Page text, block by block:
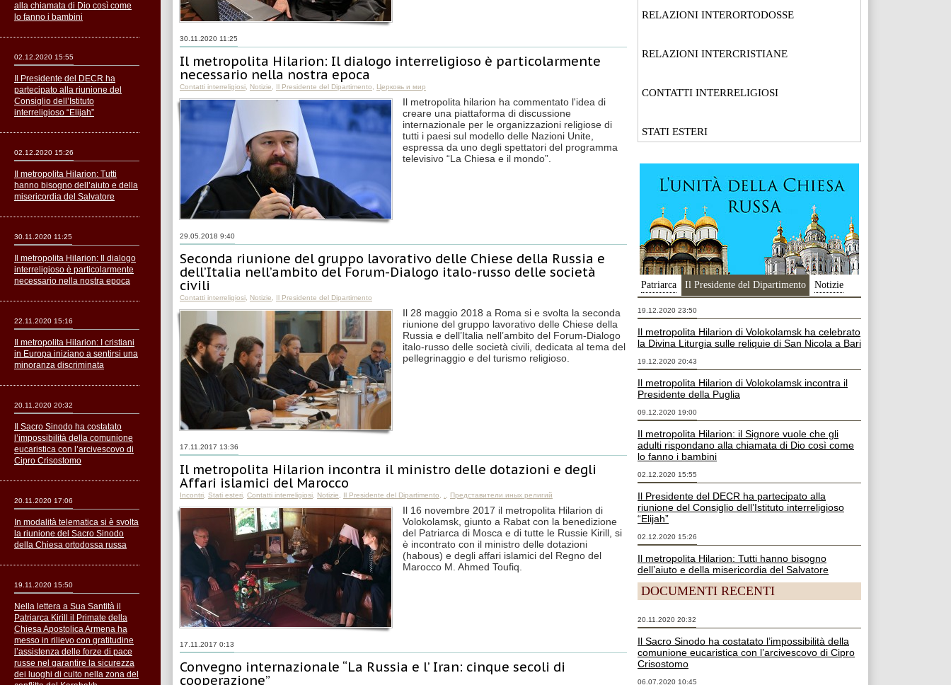
30.11.2020 11:25
Il metropolita Hilarion: Il dialogo interreligioso è particolarmente
necessario nella nostra epoca
Contatti interreligiosi Notizie Il Presidente del Dipartimento Церковь и мир
Il metropolita hilarion ha commentato l'idea di
creare una piattaforma di discussione
internazionale per le organizzazioni religiose di
tutti i paesi sul modello delle Nazioni Unite,
espressa da uno degli spettatori del programma
televisivo “La Chiesa e il mondo”.
29.05.2018 9:40
Seconda riunione del gruppo lavorativo delle Chiese della Russia e
dell’Italia nell’ambito del Forum-Dialogo italo-russo delle società
civili
Contatti interreligiosi Notizie Il Presidente del Dipartimento
Il 28 maggio 2018 a Roma si e svolta la seconda
riunione del gruppo lavorativo delle Chiese della
Russia e dell’Italia nell’ambito del Forum-Dialogo
italo-russo delle società civili, dedicata al tema del
pellegrinaggio e del turismo religioso.
17.11.2017 13:36
Il metropolita Hilarion incontra il ministro delle dotazioni e degli
Affari islamici del Marocco
Incontri Stati esteri Contatti interreligiosi Notizie Il Presidente del Dipartimento Представители иных религий
Il 16 novembre 2017 il metropolita Hilarion di
Volokolamsk, giunto a Rabat con la benedizione
del Patriarca di Mosca e di tutte le Russie Kirill, si
è incontrato con il ministro delle dotazioni
(habous) e degli affari islamici del Regno del
Marocco M. Ahmed Toufiq.
17.11.2017 0:13
Convegno internazionale “La Russia e l’ Iran: cinque secoli di
cooperazione”
RELAZIONI INTERORTODOSSE
RELAZIONI INTERCRISTIANE
CONTATTI INTERRELIGIOSI
STATI ESTERI
Patriarca Il Presidente del Dipartimento Notizie
19.12.2020 23:50
Il metropolita Hilarion di Volokolamsk ha celebrato
la Divina Liturgia sulle reliquie di San Nicola a Bari
19.12.2020 20:43
Il metropolita Hilarion di Volokolamsk incontra il
Presidente della Puglia
09.12.2020 19:00
Il metropolita Hilarion: il Signore vuole che gli
adulti rispondano alla chiamata di Dio così come
lo fanno i bambini
02.12.2020 15:55
Il Presidente del DECR ha partecipato alla
riunione del Consiglio dell’Istituto interreligioso
“Elijah”
02.12.2020 15:26
Il metropolita Hilarion: Tutti hanno bisogno
dell’aiuto e della misericordia del Salvatore
DOCUMENTI RECENTI
20.11.2020 20:32
Il Sacro Sinodo ha costatato l’impossibilità della
comunione eucaristica con l’arcivescovo di Cipro
Crisostomo
06.07.2020 10:45
alla chiamata di Dio così come
lo fanno i bambini
02.12.2020 15:55
Il Presidente del DECR ha
partecipato alla riunione del
Consiglio dell’Istituto
interreligioso “Elijah”
02.12.2020 15:26
Il metropolita Hilarion: Tutti
hanno bisogno dell’aiuto e della
misericordia del Salvatore
30.11.2020 11:25
Il metropolita Hilarion: Il dialogo
interreligioso è particolarmente
necessario nella nostra epoca
22.11.2020 15:16
Il metropolita Hilarion: I cristiani
in Europa iniziano a sentirsi una
minoranza discriminata
20.11.2020 20:32
Il Sacro Sinodo ha costatato
l’impossibilità della comunione
eucaristica con l’arcivescovo di
Cipro Crisostomo
20.11.2020 17:06
In modalità telematica si è svolta
la riunione del Sacro Sinodo
della Chiesa ortodossa russa
19.11.2020 15:50
Nella lettera a Sua Santità il
Patriarca Kirill il Primate della
Chiesa Apostolica Armena ha
messo in rilievo con gratitudine
l’assistenza delle forze di pace
russe nel garantire la sicurezza
dei luoghi di culto nella zona del